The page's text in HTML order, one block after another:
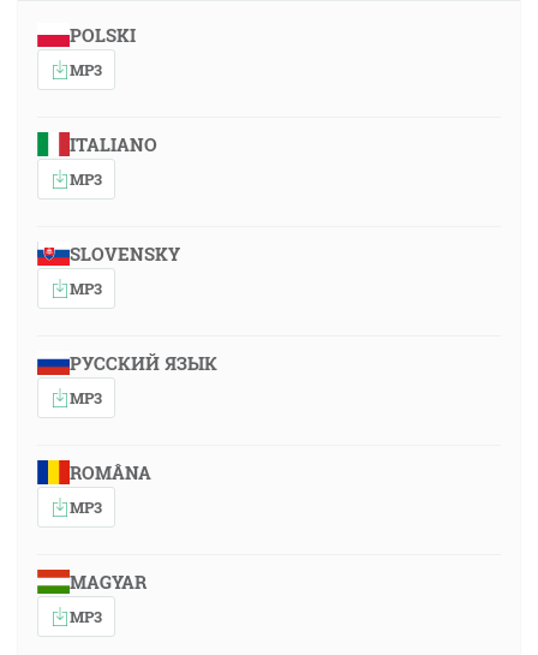
POLSKI
MP3
ITALIANO
MP3
SLOVENSKY
MP3
РУССКИЙ ЯЗЫК
MP3
ROMÂNA
MP3
MAGYAR
MP3